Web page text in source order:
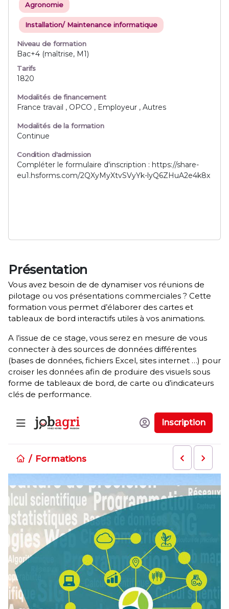
Présentation
Vous avez besoin de de dynamiser vos réunions de
pilotage ou vos présentations commerciales ? Cette
formation vous permet d’élaborer des cartes et
tableaux de bord interactifs utiles à vos animations.
A l’issue de ce stage, vous serez en mesure de vous
connecter à des sources de données différentes
(bases de données, fichiers Excel, sites internet …) pour
croiser les données afin de produire des visuels sous
forme de tableaux de bord, de carte ou d’indicateurs
clés de performance.
Agronomie
Installation/ Maintenance informatique
Niveau de formation
Bac+4 (maîtrise, M1)
Tarifs
1820
Modalités de financement
France travail , OPCO , Employeur , Autres
Modalités de la formation
Continue
Condition d'admission
Compléter le formulaire d'inscription : https://share-
eu1.hsforms.com/2QXyMyXtvSVyYk-lyQ6ZHuA2e4k8x